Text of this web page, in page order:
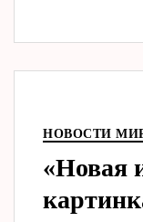
НОВОСТИ
«Новая